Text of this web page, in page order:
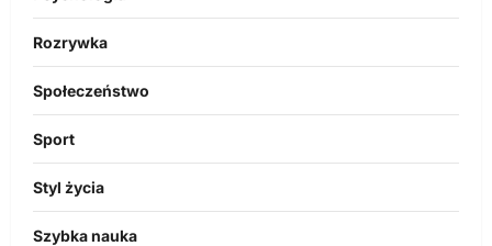
Rozrywka
Społeczeństwo
Sport
Styl życia
Szybka nauka